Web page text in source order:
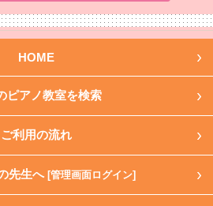
HOME
ピアノ教室を検索
ご利用の流れ
先生へ [管理画面ログイン]